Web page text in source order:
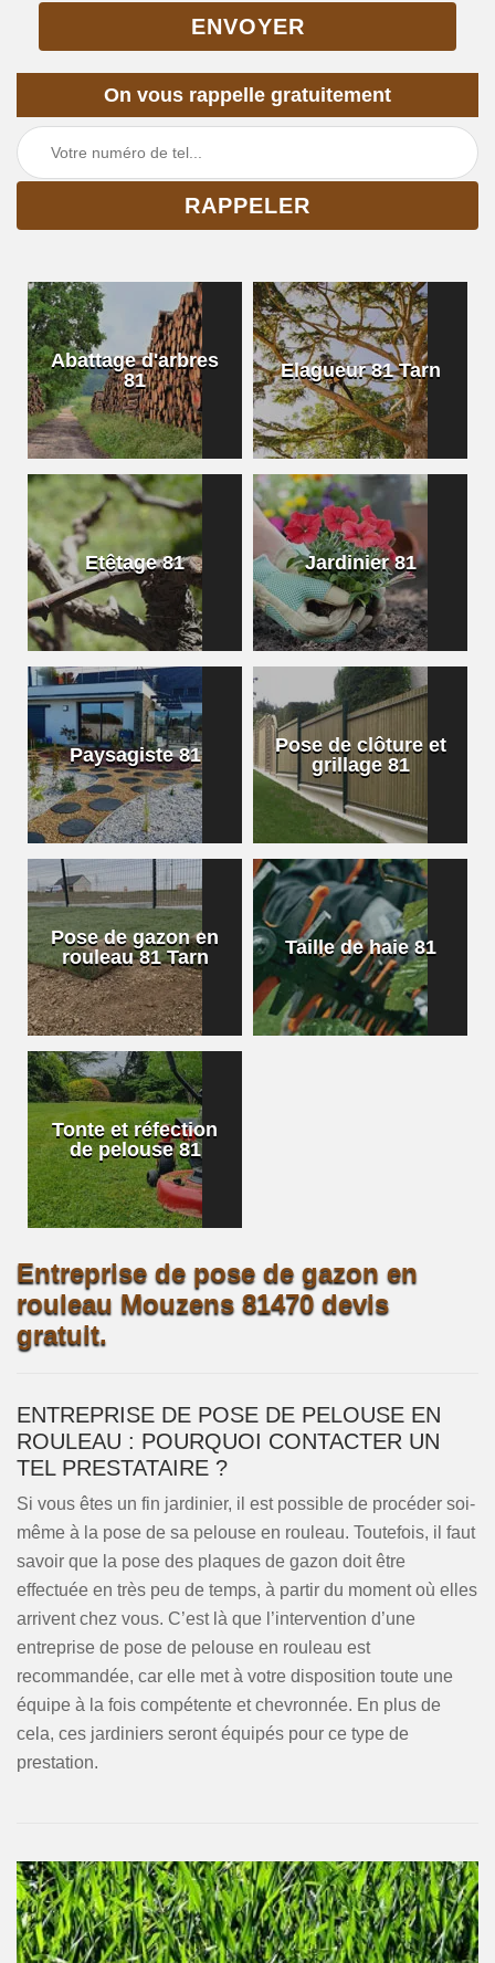
On vous rappelle gratuitement
Abattage d'arbres
81
Elagueur 81 Tarn
Etêtage 81 Jardinier 81
Paysagiste 81
Pose de clôture et
grillage 81
Pose de gazon en
rouleau 81 Tarn
Taille de haie 81
Tonte et réfection
de pelouse 81
Entreprise de pose de gazon en
rouleau Mouzens 81470 devis
gratuit.
ENTREPRISE DE POSE DE PELOUSE EN
ROULEAU : POURQUOI CONTACTER UN
TEL PRESTATAIRE ?
Si vous êtes un fin jardinier, il est possible de procéder soi-
même à la pose de sa pelouse en rouleau. Toutefois, il faut
savoir que la pose des plaques de gazon doit être
effectuée en très peu de temps, à partir du moment où elles
arrivent chez vous. C’est là que l’intervention d’une
entreprise de pose de pelouse en rouleau est
recommandée, car elle met à votre disposition toute une
équipe à la fois compétente et chevronnée. En plus de
cela, ces jardiniers seront équipés pour ce type de
prestation.